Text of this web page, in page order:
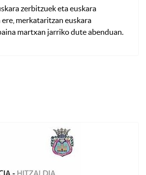
zerbitzuek eta euskara
merkataritzan euskara
martxan jarriko dute abenduan.